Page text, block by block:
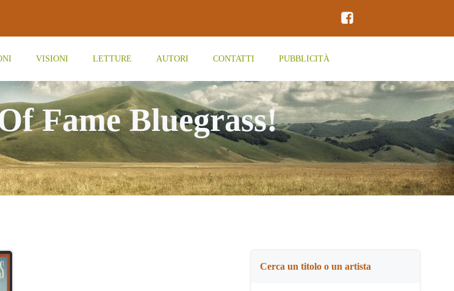
VISIONI LETTURE AUTORI CONTATTI PUBBLICITÀ
Fame Bluegrass!
Cerca un titolo o un artista